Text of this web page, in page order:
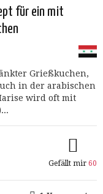
für ein mit
Grießkuchen,
in der arabischen
wird oft mit
Gefällt mir 60